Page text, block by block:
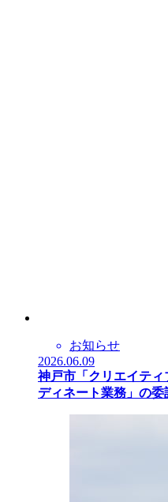
お知らせ
2026.06.09
神戸市「クリエイテ
ディネート業務」の委